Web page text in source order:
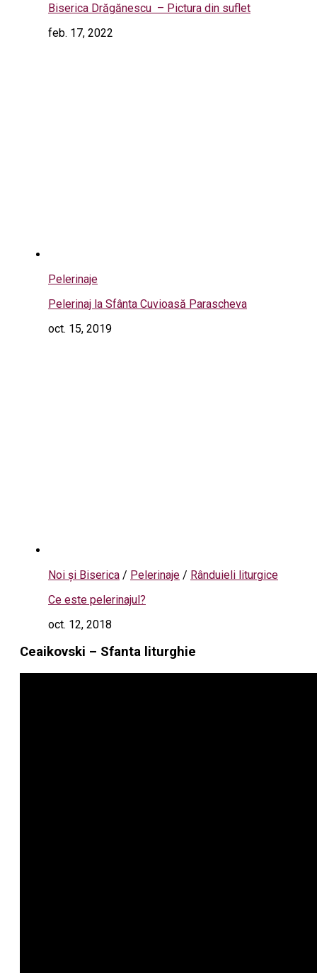
Biserica Drăgănescu – Pictura din suflet
feb. 17, 2022
Pelerinaje
Pelerinaj la Sfânta Cuvioasă Parascheva
oct. 15, 2019
Noi și Biserica / Pelerinaje / Rânduieli liturgice
Ce este pelerinajul?
oct. 12, 2018
Ceaikovski – Sfanta liturghie